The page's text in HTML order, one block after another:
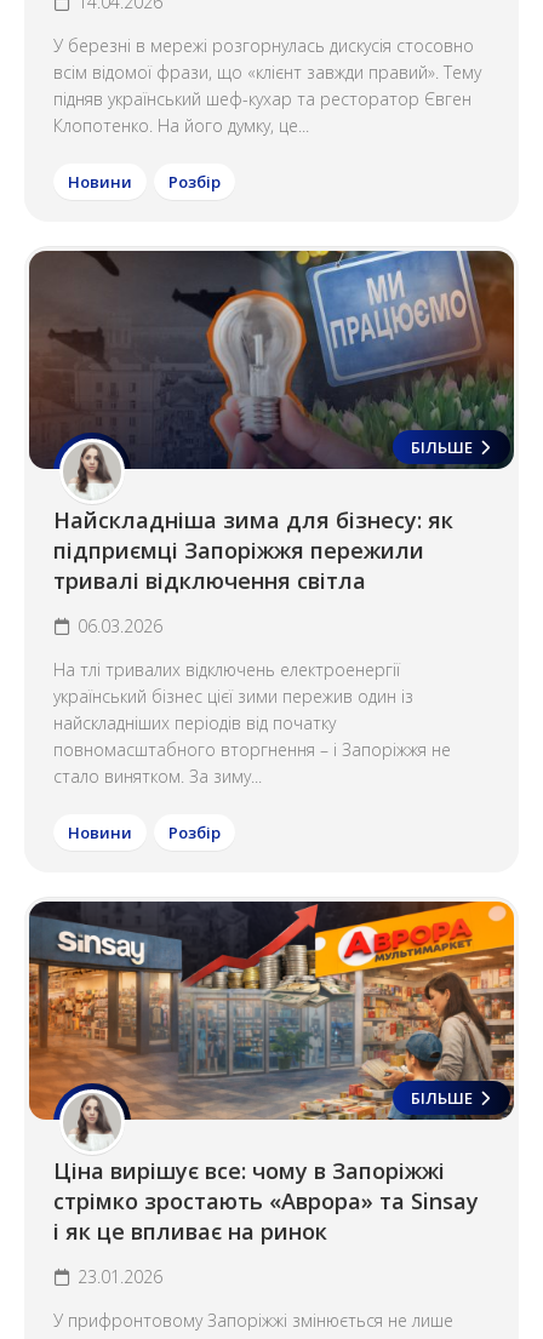
У березні в мережі розгорнулась дискусія стосовно
всім відомої фрази, що «клієнт завжди правий». Тему
підняв український шеф-кухар та ресторатор Євген
Клопотенко. На його думку, це...
Новини Розбір
БІЛЬШЕ
Найскладніша зима для бізнесу: як
підприємці Запоріжжя пережили
тривалі відключення світла
06.03.2026
На тлі тривалих відключень електроенергії
український бізнес цієї зими пережив один із
найскладніших періодів від початку
повномасштабного вторгнення – і Запоріжжя не
стало винятком. За зиму...
Новини Розбір
БІЛЬШЕ
Ціна вирішує все: чому в Запоріжжі
стрімко зростають «Аврора» та Sinsay
і як це впливає на ринок
23.01.2026
У прифронтовому Запоріжжі змінюється не лише